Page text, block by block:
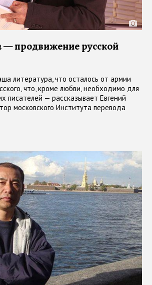
— продвижение русской
литература, что осталось от армии
что, кроме любви, необходимо для
писателей — рассказывает Евгений
московского Института перевода